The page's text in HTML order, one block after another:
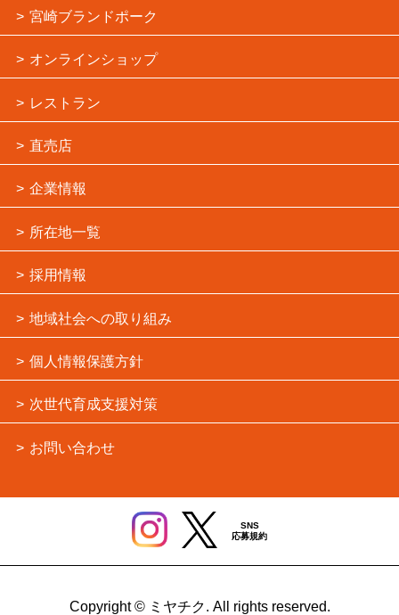
宮崎ブランドポーク
オンラインショップ
レストラン
直売店
企業情報
所在地一覧
採用情報
地域社会への取り組み
個人情報保護方針
次世代育成支援対策
お問い合わせ
SNS
応募規約
Copyright © ミヤチク. All rights reserved.